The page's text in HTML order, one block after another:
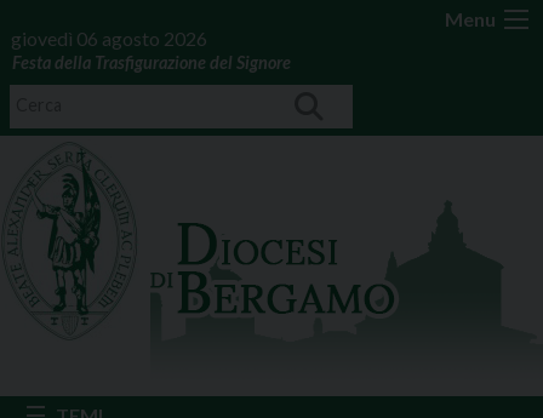
Menu
giovedì 06 agosto 2026
Festa della Trasfigurazione del Signore